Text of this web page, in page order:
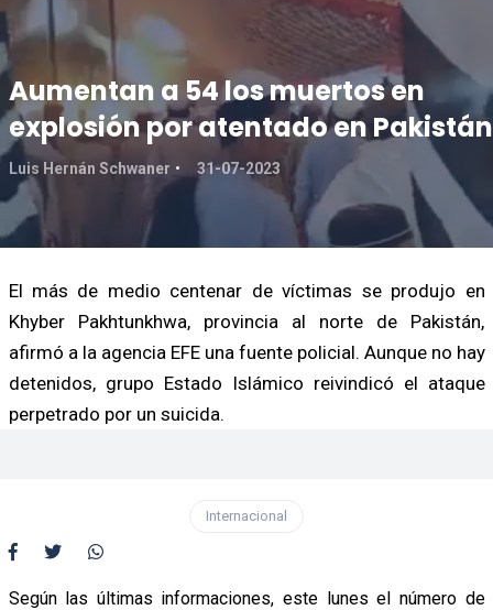
Aumentan a 54 los muertos en
explosión por atentado en Pakistán
Luis Hernán Schwaner 31-07-2023
El más de medio centenar de víctimas se produjo en
Khyber Pakhtunkhwa, provincia al norte de Pakistán,
afirmó a la agencia EFE una fuente policial. Aunque no hay
detenidos, grupo Estado Islámico reivindicó el ataque
perpetrado por un suicida.
Internacional
Según las últimas informaciones, este lunes el número de